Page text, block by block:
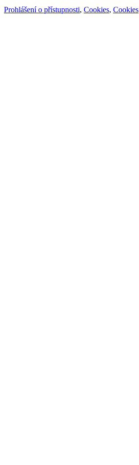
Prohlášení o přístupnosti, Cookies, Cookies